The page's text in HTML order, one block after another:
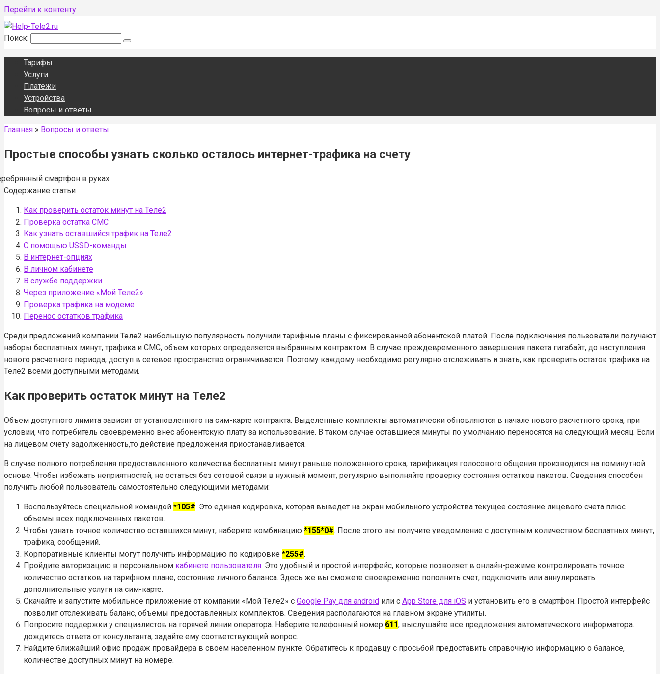
Перейти к контенту
Поиск:
Тарифы
Услуги
Платежи
Устройства
Вопросы и ответы
Главная » Вопросы и ответы
Простые способы узнать сколько осталось интернет-трафика на счету
Содержание статьи
Как проверить остаток минут на Теле2
Проверка остатка СМС
Как узнать оставшийся трафик на Теле2
С помощью USSD-команды
В интернет-опциях
В личном кабинете
В службе поддержки
Через приложение «Мой Теле2»
Проверка трафика на модеме
Перенос остатков трафика
Среди предложений компании Теле2 наибольшую популярность получили тарифные планы с фиксированной абонентской платой. После подключения пользователи получают
наборы бесплатных минут, трафика и СМС, объем которых определяется выбранным контрактом. В случае преждевременного завершения пакета гигабайт, до наступления
нового расчетного периода, доступ в сетевое пространство ограничивается. Поэтому каждому необходимо регулярно отслеживать и знать, как проверить остаток трафика на
Теле2 всеми доступными методами.
Как проверить остаток минут на Теле2
Объем доступного лимита зависит от установленного на сим-карте контракта. Выделенные комплекты автоматически обновляются в начале нового расчетного срока, при
условии, что потребитель своевременно внес абонентскую плату за использование. В таком случае оставшиеся минуты по умолчанию переносятся на следующий месяц. Если
на лицевом счету задолженность,то действие предложения приостанавливается.
В случае полного потребления предоставленного количества бесплатных минут раньше положенного срока, тарификация голосового общения производится на поминутной
основе. Чтобы избежать неприятностей, не остаться без сотовой связи в нужный момент, регулярно выполняйте проверку состояния остатков пакетов. Сведения способен
получить любой пользователь самостоятельно следующими методами:
Воспользуйтесь специальной командой *105#. Это единая кодировка, которая выведет на экран мобильного устройства текущее состояние лицевого счета плюс
объемы всех подключенных пакетов.
Чтобы узнать точное количество оставшихся минут, наберите комбинацию *155*0#. После этого вы получите уведомление с доступным количеством бесплатных минут,
трафика, сообщений.
Корпоративные клиенты могут получить информацию по кодировке *255#.
Пройдите авторизацию в персональном кабинете пользователя. Это удобный и простой интерфейс, которые позволяет в онлайн-режиме контролировать точное
количество остатков на тарифном плане, состояние личного баланса. Здесь же вы сможете своевременно пополнить счет, подключить или аннулировать
дополнительные услуги на сим-карте.
Скачайте и запустите мобильное приложение от компании «Мой Теле2» с Google Pay для android или с App Store для iOS и установить его в смартфон. Простой интерфейс
позволит отслеживать баланс, объемы предоставленных комплектов. Сведения располагаются на главном экране утилиты.
Попросите поддержки у специалистов на горячей линии оператора. Наберите телефонный номер 611, выслушайте все предложения автоматического информатора,
дождитесь ответа от консультанта, задайте ему соответствующий вопрос.
Найдите ближайший офис продаж провайдера в своем населенном пункте. Обратитесь к продавцу с просьбой предоставить справочную информацию о балансе,
количестве доступных минут на номере.